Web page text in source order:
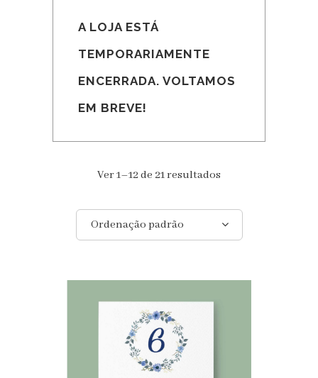
A LOJA ESTÁ
TEMPORARIAMENTE
ENCERRADA. VOLTAMOS
EM BREVE!
Ver 1–12 de 21 resultados
Ordenação padrão